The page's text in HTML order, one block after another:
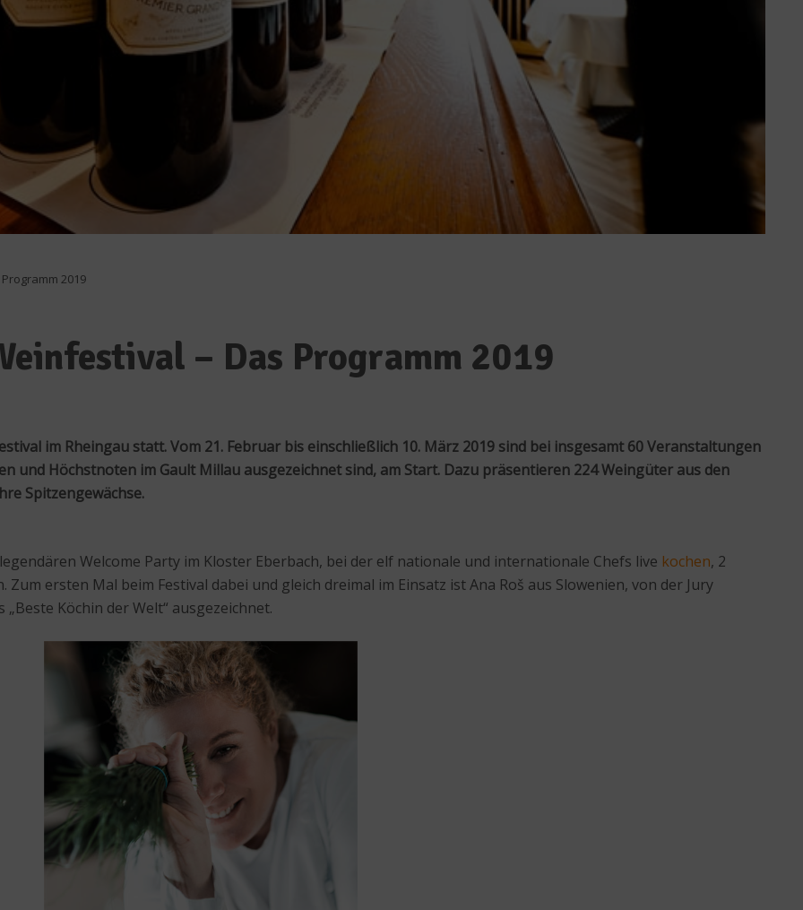
2019
– Das Programm 2019
im Rheingau statt. Vom 21. Februar bis einschließlich 10. März 2019 sind bei insgesamt 60 Veranstaltungen
und Höchstnoten im Gault Millau ausgezeichnet sind, am Start. Dazu präsentieren 224 Weingüter aus den
Spitzengewächse.
Welcome Party im Kloster Eberbach, bei der elf nationale und internationale Chefs live kochen, 2
ersten Mal beim Festival dabei und gleich dreimal im Einsatz ist Ana Roš aus Slowenien, von der Jury
„Beste Köchin der Welt“ ausgezeichnet.